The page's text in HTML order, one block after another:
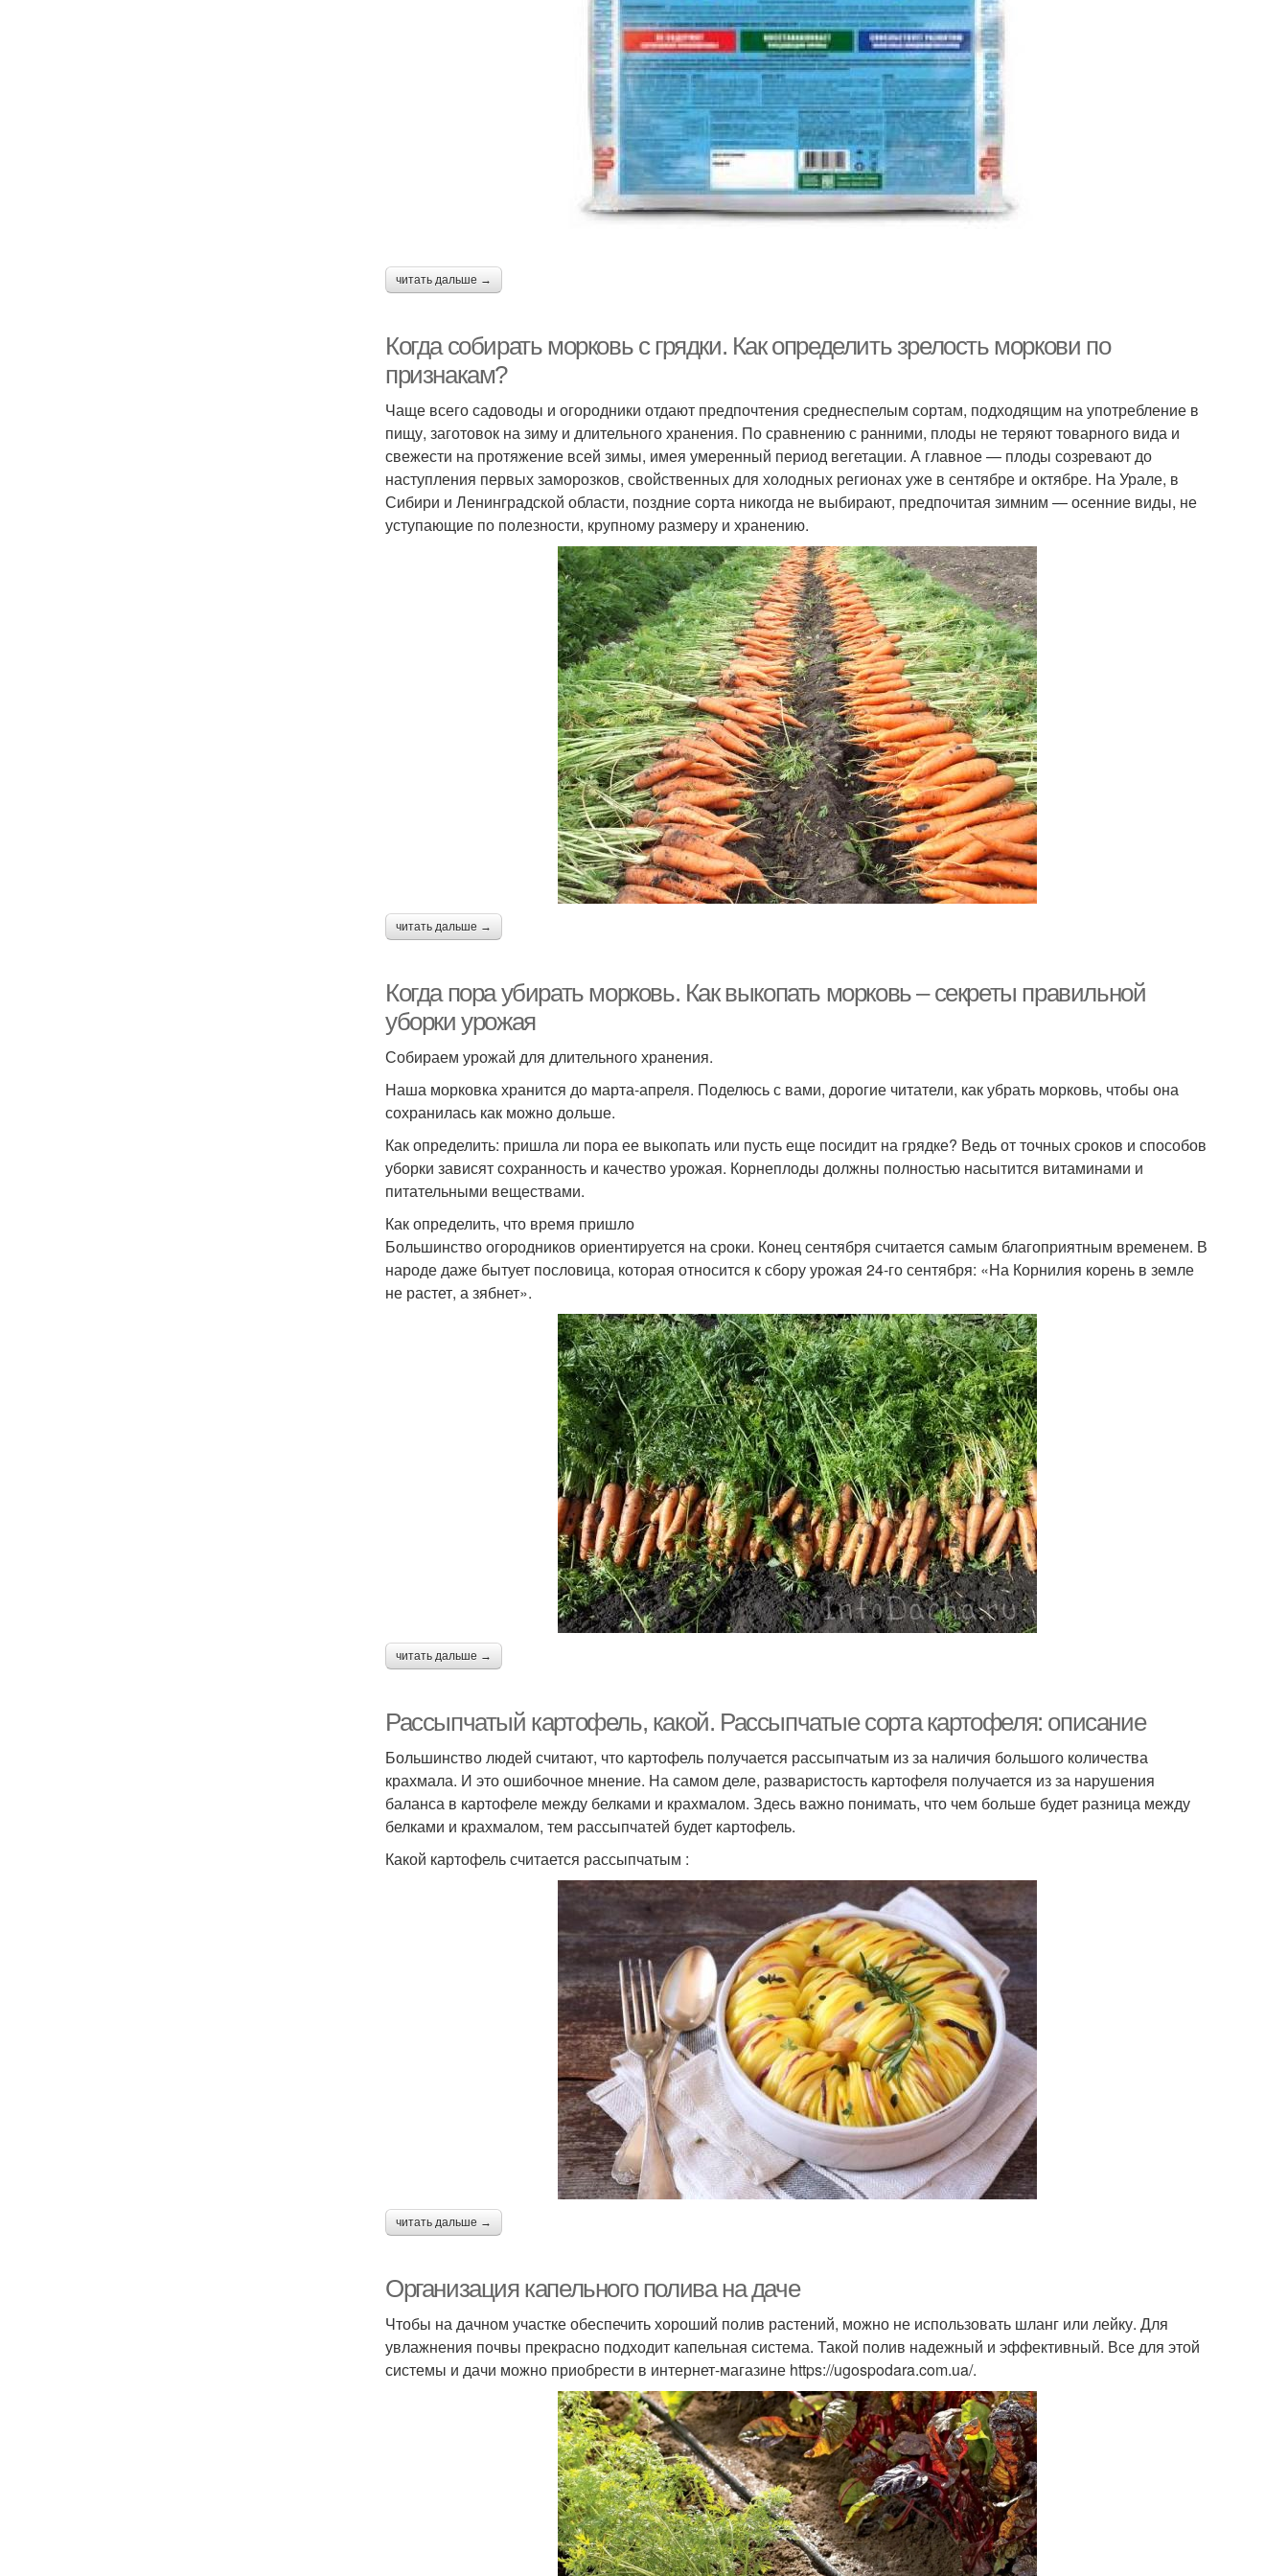
читать дальше →
Когда собирать морковь с грядки. Как определить зрелость моркови по
признакам?
Чаще всего садоводы и огородники отдают предпочтения среднеспелым сортам, подходящим на употребление в
пищу, заготовок на зиму и длительного хранения. По сравнению с ранними, плоды не теряют товарного вида и
свежести на протяжение всей зимы, имея умеренный период вегетации. А главное — плоды созревают до
наступления первых заморозков, свойственных для холодных регионах уже в сентябре и октябре. На Урале, в
Сибири и Ленинградской области, поздние сорта никогда не выбирают, предпочитая зимним — осенние виды, не
уступающие по полезности, крупному размеру и хранению.
читать дальше →
Когда пора убирать морковь. Как выкопать морковь – секреты правильной
уборки урожая
Собираем урожай для длительного хранения.
Наша морковка хранится до марта-апреля. Поделюсь с вами, дорогие читатели, как убрать морковь, чтобы она
сохранилась как можно дольше.
Как определить: пришла ли пора ее выкопать или пусть еще посидит на грядке? Ведь от точных сроков и способов
уборки зависят сохранность и качество урожая. Корнеплоды должны полностью насытится витаминами и
питательными веществами.
Как определить, что время пришло
Большинство огородников ориентируется на сроки. Конец сентября считается самым благоприятным временем. В
народе даже бытует пословица, которая относится к сбору урожая 24-го сентября: «На Корнилия корень в земле
не растет, а зябнет».
читать дальше →
Рассыпчатый картофель, какой. Рассыпчатые сорта картофеля: описание
Большинство людей считают, что картофель получается рассыпчатым из за наличия большого количества
крахмала. И это ошибочное мнение. На самом деле, разваристость картофеля получается из за нарушения
баланса в картофеле между белками и крахмалом. Здесь важно понимать, что чем больше будет разница между
белками и крахмалом, тем рассыпчатей будет картофель.
Какой картофель считается рассыпчатым :
читать дальше →
Организация капельного полива на даче
Чтобы на дачном участке обеспечить хороший полив растений, можно не использовать шланг или лейку. Для
увлажнения почвы прекрасно подходит капельная система. Такой полив надежный и эффективный. Все для этой
системы и дачи можно приобрести в интернет-магазине https://ugospodara.com.ua/.